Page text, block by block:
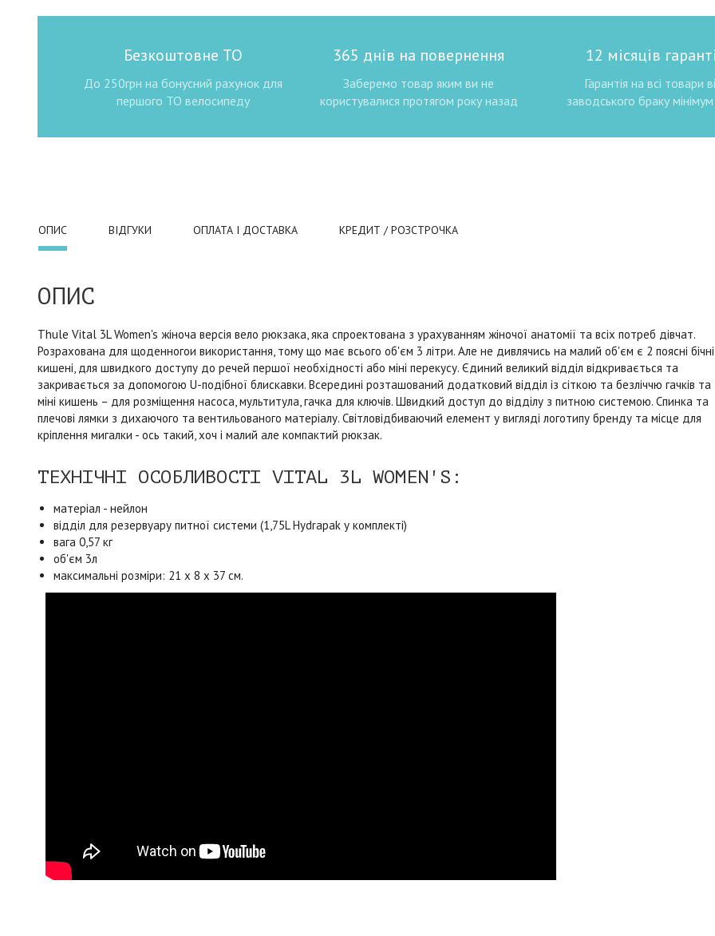
Безкоштовне ТО
До 250грн на бонусний рахунок для
першого ТО велосипеду
365 днів на повернення
Заберемо товар яким ви не
користувалися протягом року назад
12 місяців
Гарантія на всі товари
заводського браку мінімум
ОПИС ВІДГУКИ ОПЛАТА І ДОСТАВКА КРЕДИТ / РОЗСТРОЧКА
ОПИС
Thule Vital 3L Women's жіноча версія вело рюкзака, яка спроектована з урахуванням жіночої анатомії та всіх потреб дівчат.
Розрахована для щоденногои використання, тому що має всього об'єм 3 літри. Але не дивлячись на малий об'єм є 2 поясні бічні
кишені, для швидкого доступу до речей першої необхідності або міні перекусу. Єдиний великий відділ відкривається та
закривається за допомогою U-подібної блискавки. Всередині розташований додатковий відділ із сіткою та безліччю гачків та
міні кишень – для розміщення насоса, мультитула, гачка для ключів. Швидкий доступ до відділу з питною системою. Спинка та
плечові лямки з дихаючого та вентильованого матеріалу. Світловідбиваючий елемент у вигляді логотипу бренду та місце для
кріплення мигалки - ось такий, хоч і малий але компактий рюкзак.
ТЕХНІЧНІ ОСОБЛИВОСТІ VITAL 3L WOMEN'S:
матеріал - нейлон
відділ для резервуару питної системи (1,75L Hydrapak у комплекті)
вага 0,57 кг
об'єм 3л
максимальні розміри: 21 х 8 х 37 см.